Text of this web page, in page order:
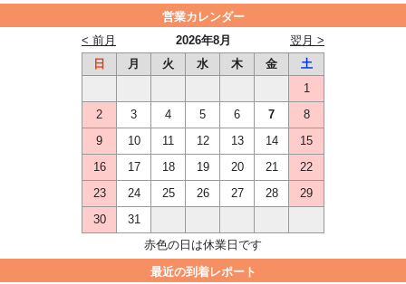
営業カレンダー
2026年8月
< 前月
翌月 >
日
月 火 水 木 金
土
1
2
3 4 5 6 7
8
9
10 11 12 13 14
15
16
17 18 19 20 21
22
23
24 25 26 27 28
29
30
31
赤色の日は休業日です
最近の到着レポート